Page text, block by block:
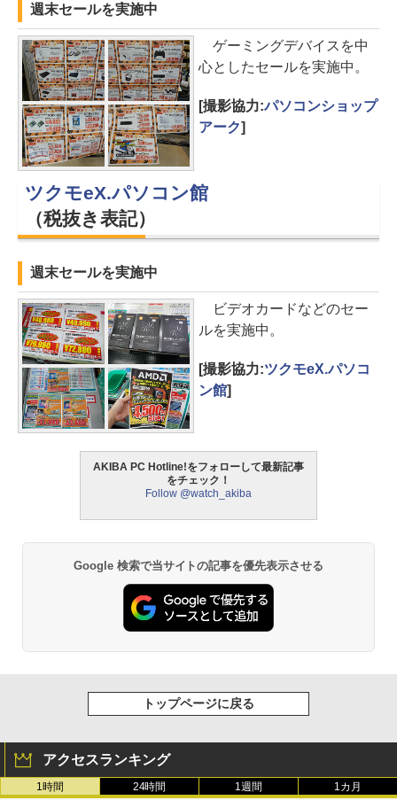
週末セールを実施中
ゲーミングデバイスを中
心としたセールを実施中。
[撮影協力:パソコンショップ
アーク]
ツクモeX.パソコン館
（税抜き表記）
週末セールを実施中
ビデオカードなどのセー
ルを実施中。
[撮影協力:ツクモeX.パソコ
ン館]
AKIBA PC Hotline!をフォローして最新記事
をチェック！
Follow @watch_akiba
Google 検索で当サイトの記事を優先表示させる
トップページに戻る
アクセスランキング
1時間 24時間 1週間 1カ月